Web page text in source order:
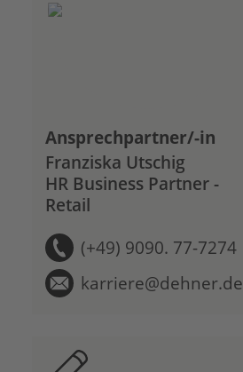
Ansprechpartner/-in
Franziska Utschig
HR Business Partner -
Retail
(+49) 9090. 77-7274
karriere@dehner.de